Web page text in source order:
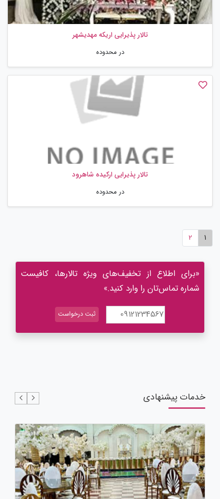
تالار پذیرایی اریکه مهدیشهر
در محدوده
تالار پذیرایی ارکیده شاهرود
در محدوده
1
2
«برای اطلاع از تخفیف‌های ویژه تالارها، کافیست
شماره تماس‌تان را وارد کنید.»
خدمات پیشنهادی